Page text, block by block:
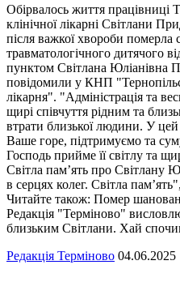
Обірвалось життя працівниці
клінічної лікарні Світлани
після важкої хвороби померла
травматологічного дитячого
пунктом Світлана Юліанівна
повідомили у КНП
лікарня". "Адміністрація та
щирі співчуття рідним та
втрати близької людини. У
Ваше горе, підтримуємо та
Господь прийме її світлу та
Світла пам’ять про Світлану
в серцях колег. Світла
Читайте також: Помер
Редакція "Терміново"
близьким Світлани. Хай
Редакція Терміново 04.06.2025